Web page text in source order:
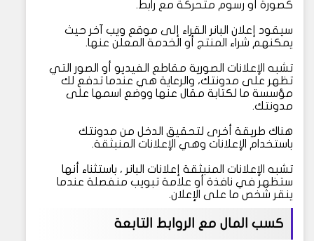
كصورة أو رسوم متحركة مع رابط.
سيقود إعلان البانر القراء إلى موقع ويب آخر حيث
يمكنهم شراء المنتج أو الخدمة المعلن عنها.
تشبه الإعلانات الصورية مقاطع الفيديو أو الصور التي
تظهر على مدونتك، والرعاية هي عندما تدفع لك
مؤسسة ما لكتابة مقال عنها ووضع اسمها على
مدونتك.
هناك طريقة أخرى لتحقيق الدخل من مدونتك
باستخدام الإعلانات وهي الإعلانات المنبثقة.
تشبه الإعلانات المنبثقة إعلانات البانر ، باستثناء أنها
ستظهر في نافذة أو علامة تبويب منفصلة عندما
ينقر شخص ما على الإعلان.
كسب المال مع الروابط التابعة